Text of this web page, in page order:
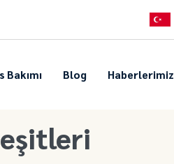
Bakımı Blog Haberlerimiz